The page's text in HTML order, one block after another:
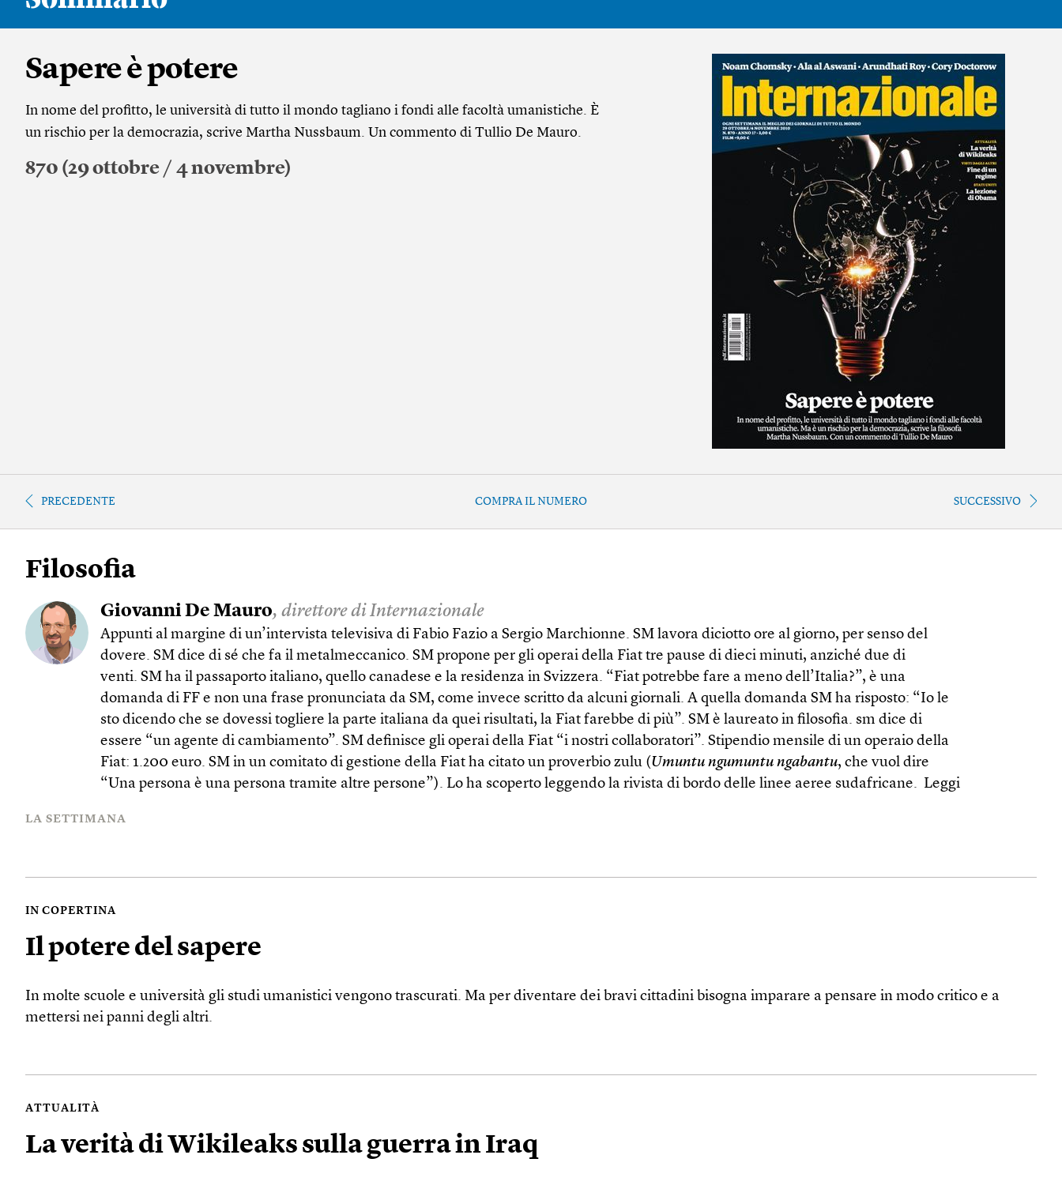
Sapere è potere
In nome del profitto, le università di tutto il mondo tagliano i fondi alle facoltà umanistiche. È
un rischio per la democrazia, scrive Martha Nussbaum. Un commento di Tullio De Mauro.
870 (29 ottobre / 4 novembre)
PRECEDENTE COMPRA IL NUMERO SUCCESSIVO
Filosofia
Giovanni De Mauro, direttore di Internazionale
Appunti al margine di un’intervista televisiva di Fabio Fazio a Sergio Marchionne. SM lavora diciotto ore al giorno, per senso del
dovere. SM dice di sé che fa il metalmeccanico. SM propone per gli operai della Fiat tre pause di dieci minuti, anziché due di
venti. SM ha il passaporto italiano, quello canadese e la residenza in Svizzera. “Fiat potrebbe fare a meno dell’Italia?”, è una
domanda di FF e non una frase pronunciata da SM, come invece scritto da alcuni giornali. A quella domanda SM ha risposto: “Io le
sto dicendo che se dovessi togliere la parte italiana da quei risultati, la Fiat farebbe di più”. SM è laureato in filosofia. sm dice di
essere “un agente di cambiamento”. SM definisce gli operai della Fiat “i nostri collaboratori”. Stipendio mensile di un operaio della
Fiat: 1.200 euro. SM in un comitato di gestione della Fiat ha citato un proverbio zulu (Umuntu ngumuntu ngabantu, che vuol dire
“Una persona è una persona tramite altre persone”). Lo ha scoperto leggendo la rivista di bordo delle linee aeree sudafricane. Leggi
LA SETTIMANA
IN COPERTINA
Il potere del sapere
In molte scuole e università gli studi umanistici vengono trascurati. Ma per diventare dei bravi cittadini bisogna imparare a pensare in modo critico e a
mettersi nei panni degli altri.
ATTUALITÀ
La verità di Wikileaks sulla guerra in Iraq